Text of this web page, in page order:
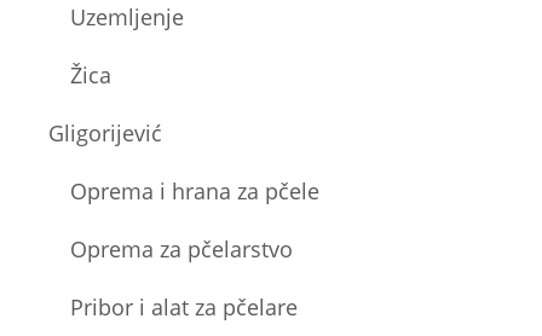
Uzemljenje
Žica
Gligorijević
Oprema i hrana za pčele
Oprema za pčelarstvo
Pribor i alat za pčelare